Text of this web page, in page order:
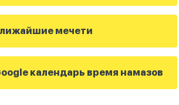
мечети
календарь время намазов